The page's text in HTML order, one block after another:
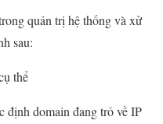
quản trị hệ thống và xử
sau:
thể
định domain đang trỏ về IP